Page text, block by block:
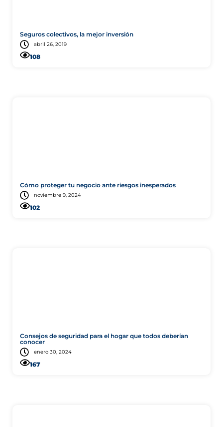
Seguros colectivos, la mejor inversión
abril 26, 2019
108
Cómo proteger tu negocio ante riesgos inesperados
noviembre 9, 2024
102
Consejos de seguridad para el hogar que todos deberían
conocer
enero 30, 2024
167